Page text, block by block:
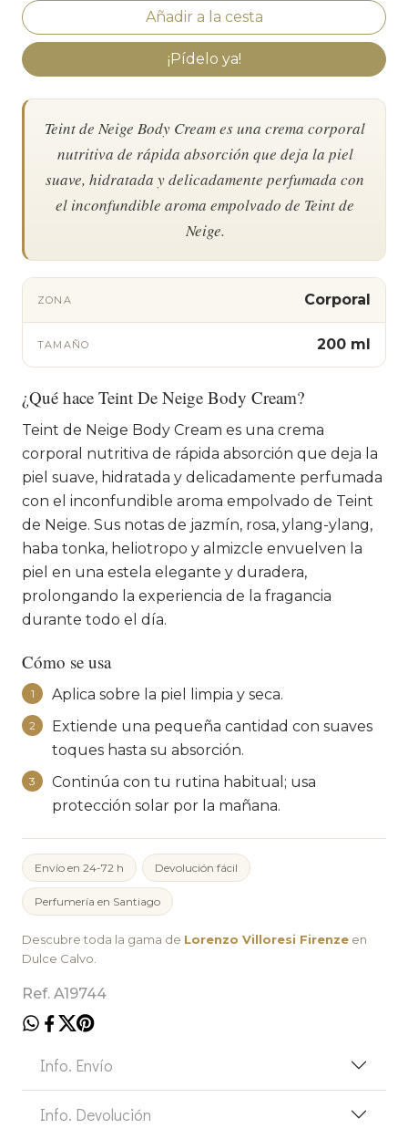
¡Pídelo ya!
Teint de Neige Body Cream es una crema corporal
nutritiva de rápida absorción que deja la piel
suave, hidratada y delicadamente perfumada con
el inconfundible aroma empolvado de Teint de
Neige.
ZONA Corporal
TAMAÑO 200 ml
¿Qué hace Teint De Neige Body Cream?
Teint de Neige Body Cream es una crema
corporal nutritiva de rápida absorción que deja la
piel suave, hidratada y delicadamente perfumada
con el inconfundible aroma empolvado de Teint
de Neige. Sus notas de jazmín, rosa, ylang-ylang,
haba tonka, heliotropo y almizcle envuelven la
piel en una estela elegante y duradera,
prolongando la experiencia de la fragancia
durante todo el día.
Cómo se usa
1 Aplica sobre la piel limpia y seca.
2
Extiende una pequeña cantidad con suaves
toques hasta su absorción.
3
Continúa con tu rutina habitual; usa
protección solar por la mañana.
Envío en 24-72 h Devolución fácil
Perfumería en Santiago
Descubre toda la gama de Lorenzo Villoresi Firenze en
Dulce Calvo.
Ref. A19744
Info. Envío
Info. Devolución